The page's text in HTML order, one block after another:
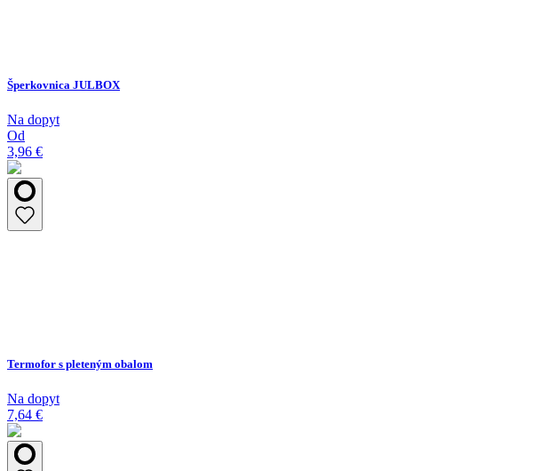
Šperkovnica JULBOX
Na dopyt
Od
3,96 €
Termofor s pleteným obalom
Na dopyt
7,64 €